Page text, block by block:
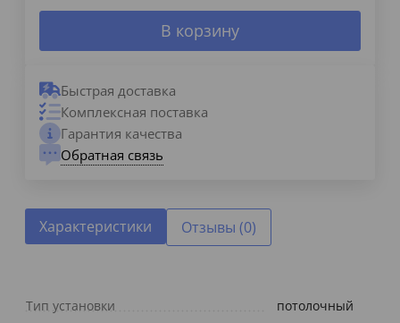
В корзину
Быстрая доставка
Комплексная поставка
Гарантия качества
Обратная связь
Характеристики Отзывы (0)
Тип установки
потолочный